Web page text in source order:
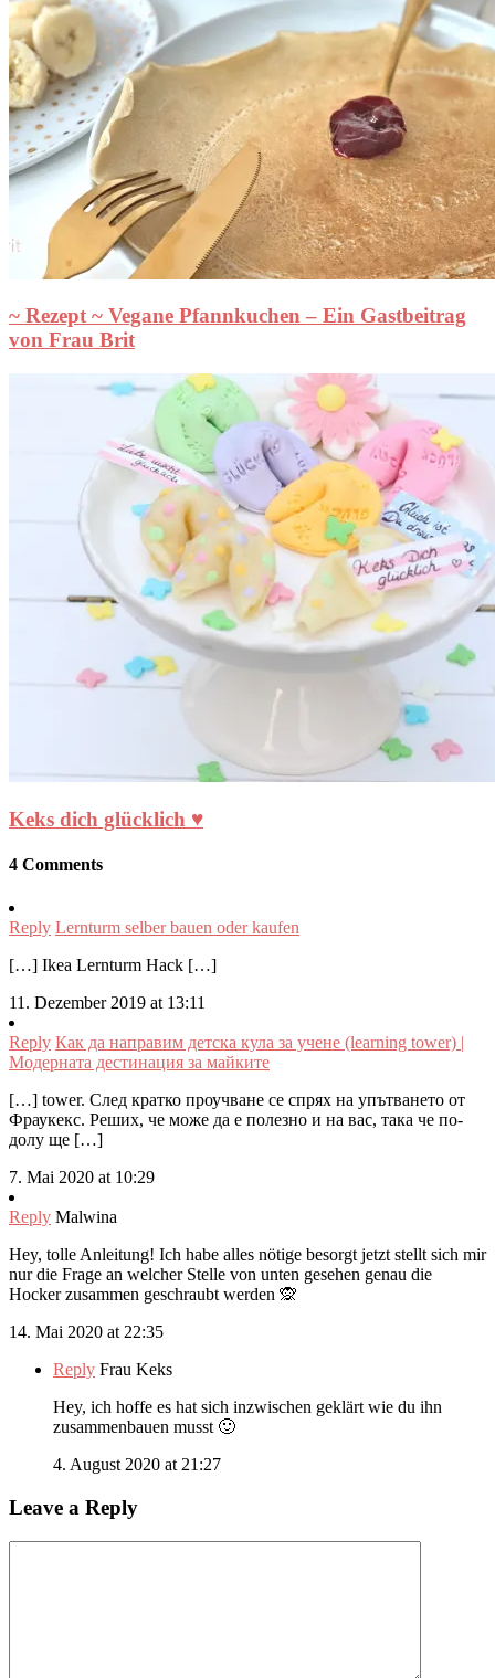
~ Rezept ~ Vegane Pfannkuchen – Ein Gastbeitrag
von Frau Brit
Keks dich glücklich ♥
4 Comments
Reply Lernturm selber bauen oder kaufen
[…] Ikea Lernturm Hack […]
11. Dezember 2019 at 13:11
Reply Как да направим детска кула за учене (learning tower) |
Модерната дестинация за майките
[…] tower. След кратко проучване се спрях на упътването от
Фраукекс. Реших, че може да е полезно и на вас, така че по-
долу ще […]
7. Mai 2020 at 10:29
Reply Malwina
Hey, tolle Anleitung! Ich habe alles nötige besorgt jetzt stellt sich mir
nur die Frage an welcher Stelle von unten gesehen genau die
Hocker zusammen geschraubt werden 🙊
14. Mai 2020 at 22:35
Reply Frau Keks
Hey, ich hoffe es hat sich inzwischen geklärt wie du ihn
zusammenbauen musst 🙂
4. August 2020 at 21:27
Leave a Reply